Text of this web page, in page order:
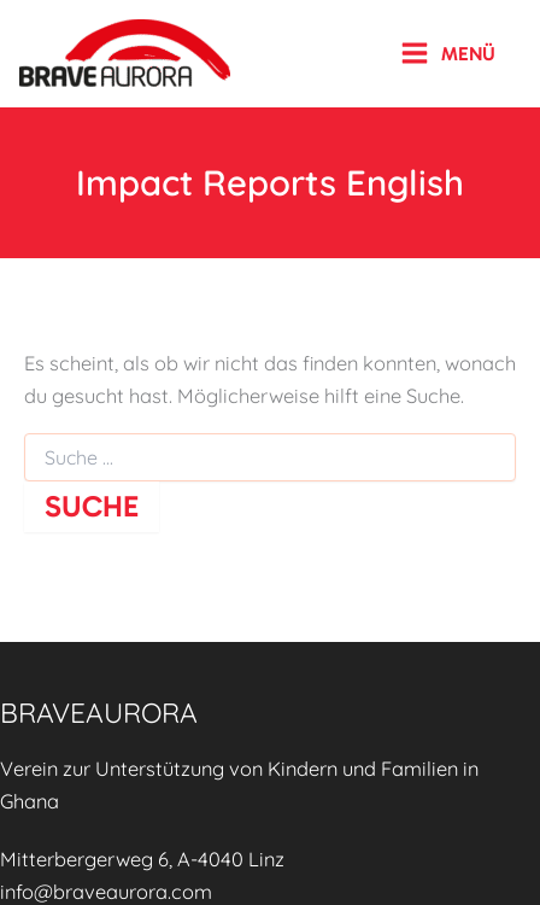
springen
MENÜ
Impact Reports English
Es scheint, als ob wir nicht das finden konnten, wonach
du gesucht hast. Möglicherweise hilft eine Suche.
Suchen
nach:
BRAVEAURORA
Verein zur Unterstützung von Kindern und Familien in
Ghana
Mitterbergerweg 6, A-4040 Linz
info@braveaurora.com